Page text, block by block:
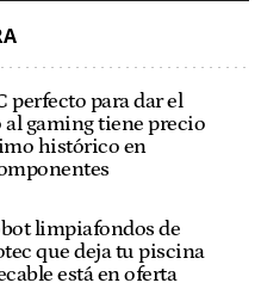
perfecto para dar el
al gaming tiene precio
histórico en
limpiafondos de
que deja tu piscina
está en oferta